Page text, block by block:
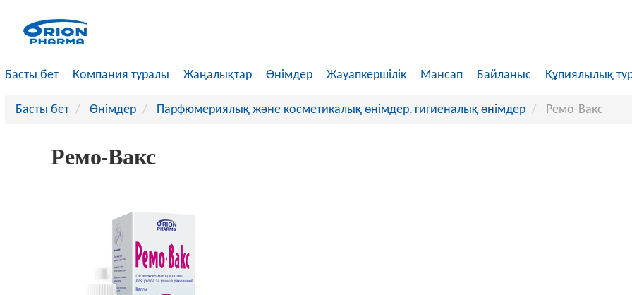
Басты бет Компания туралы Жаңалықтар Өнімдер Жауапкершілік Мансап Байланыс Құпиялылық
Басты бет Өнімдер Парфюмериялық және косметикалық өнімдер, гигиеналық өнімдер Ремо-Вакс
Ремо-Вакс